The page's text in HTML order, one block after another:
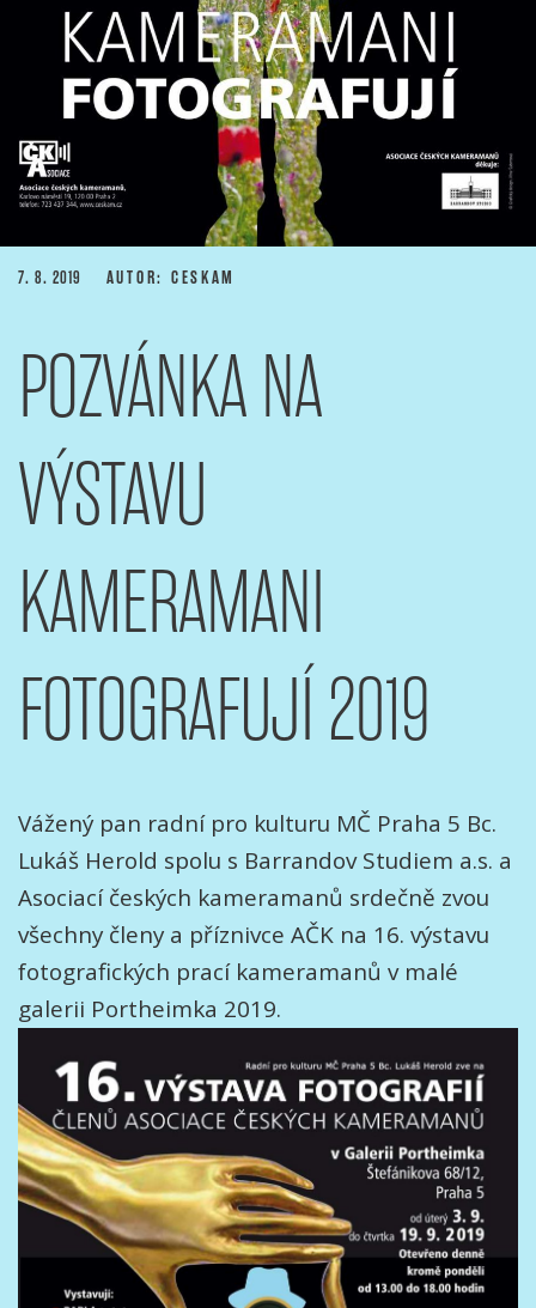
PUBLIKOVÁNO
7. 8. 2019 AUTOR: CESKAM
POZVÁNKA NA
VÝSTAVU
KAMERAMANI
FOTOGRAFUJÍ 2019
Vážený pan radní pro kulturu MČ Praha 5 Bc.
Lukáš Herold spolu s Barrandov Studiem a.s. a
Asociací českých kameramanů srdečně zvou
všechny členy a příznivce AČK na 16. výstavu
fotografických prací kameramanů v malé
galerii Portheimka 2019.